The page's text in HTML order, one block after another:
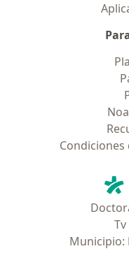
Condiciones
Municipio: